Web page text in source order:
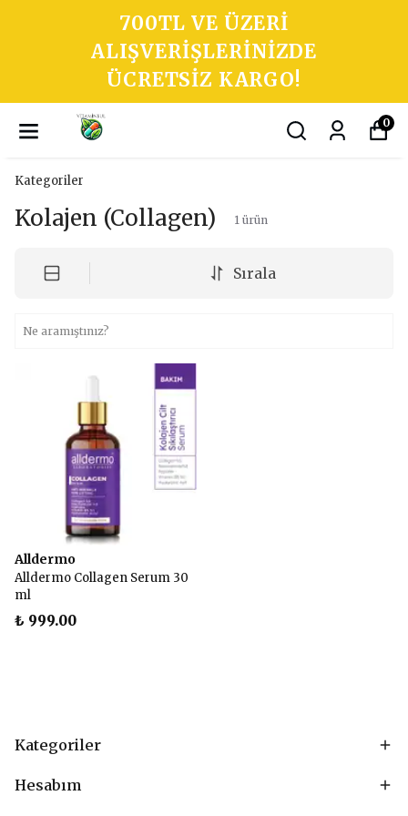
700TL VE ÜZERI
ALIŞVERIŞLERINIZDE
ÜCRETSIZ KARGO!
0
Kategoriler
Kolajen (Collagen) 1 ürün
Sırala
Alldermo
Alldermo Collagen Serum 30
ml
₺ 999.00
Kategoriler
Hesabım